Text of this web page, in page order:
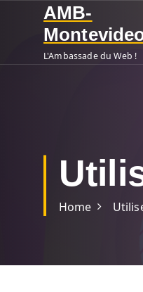
p
AMB-
L'Ambassade du Web !
Home